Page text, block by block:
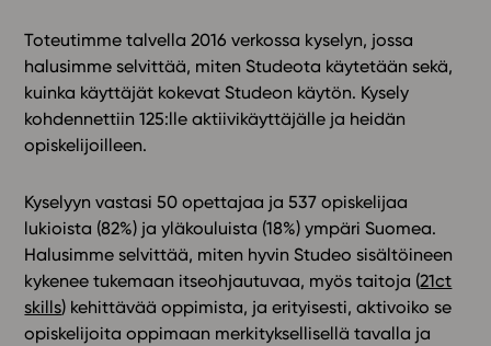
Suosittelut
Ohjekeskus
Ohjevideot
Oppikirjailijat
Tiimi
Eettiset periaatteet tekoälyn käyttöön
Tilaa uutiskirje
Ota yhteyttä
Toteutimme talvella 2016 verkossa kyselyn, jossa
halusimme selvittää, miten Studeota käytetään sekä,
kuinka käyttäjät kokevat Studeon käytön. Kysely
kohdennettiin 125:lle aktiivikäyttäjälle ja heidän
opiskelijoilleen.
Kyselyyn vastasi 50 opettajaa ja 537 opiskelijaa
lukioista (82%) ja yläkouluista (18%) ympäri Suomea.
Halusimme selvittää, miten hyvin Studeo sisältöineen
kykenee tukemaan itseohjautuvaa, myös taitoja (21ct
skills) kehittävää oppimista, ja erityisesti, aktivoiko se
opiskelijoita oppimaan merkityksellisellä tavalla ja